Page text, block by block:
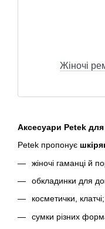
Аксесуари Petek для
Petek пропонує
жіночі гаманці й
обкладинки для
косметички, клатчі;
сумки різних
Жіночі